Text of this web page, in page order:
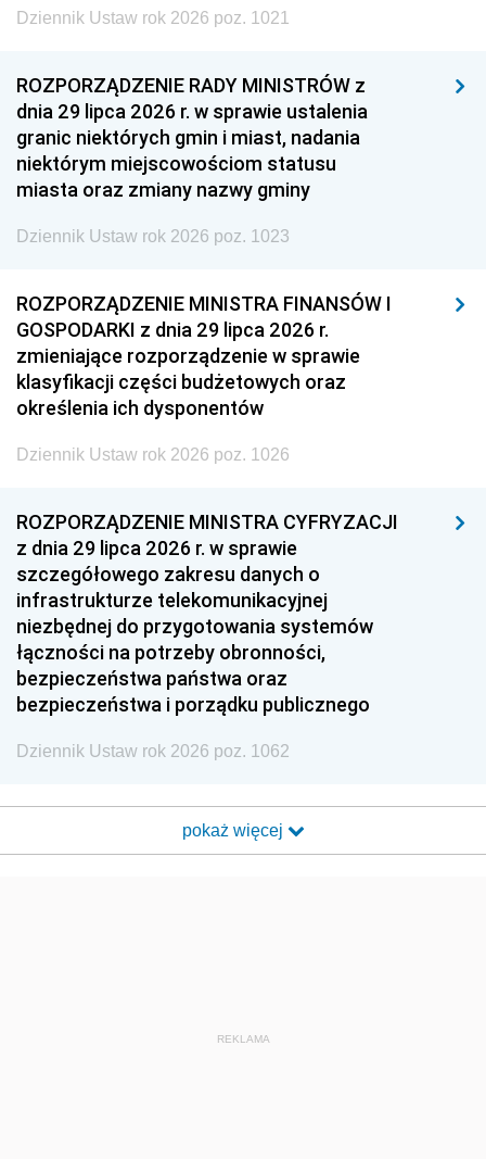
Dziennik Ustaw rok 2026 poz. 1021
ROZPORZĄDZENIE RADY MINISTRÓW z
dnia 29 lipca 2026 r. w sprawie ustalenia
granic niektórych gmin i miast, nadania
niektórym miejscowościom statusu
miasta oraz zmiany nazwy gminy
Dziennik Ustaw rok 2026 poz. 1023
ROZPORZĄDZENIE MINISTRA FINANSÓW I
GOSPODARKI z dnia 29 lipca 2026 r.
zmieniające rozporządzenie w sprawie
klasyfikacji części budżetowych oraz
określenia ich dysponentów
Dziennik Ustaw rok 2026 poz. 1026
ROZPORZĄDZENIE MINISTRA CYFRYZACJI
z dnia 29 lipca 2026 r. w sprawie
szczegółowego zakresu danych o
infrastrukturze telekomunikacyjnej
niezbędnej do przygotowania systemów
łączności na potrzeby obronności,
bezpieczeństwa państwa oraz
bezpieczeństwa i porządku publicznego
Dziennik Ustaw rok 2026 poz. 1062
pokaż więcej
REKLAMA